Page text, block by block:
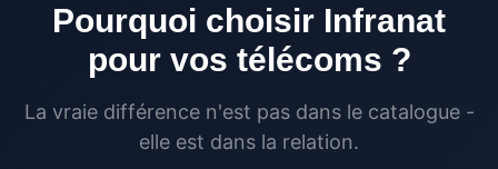
Pourquoi choisir Infranat
pour vos télécoms ?
La vraie différence n'est pas dans le catalogue -
elle est dans la relation.